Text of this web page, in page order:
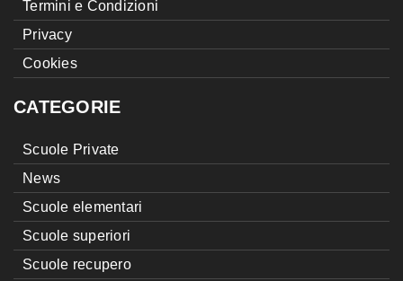
Termini e Condizioni
Privacy
Cookies
CATEGORIE
Scuole Private
News
Scuole elementari
Scuole superiori
Scuole recupero